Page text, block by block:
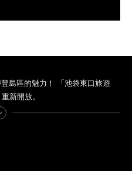
島區的魅力！ 「池袋東口旅遊
新開放。